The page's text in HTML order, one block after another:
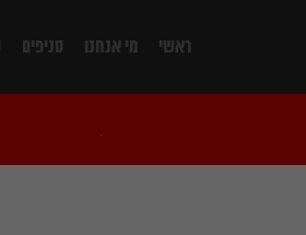
ראשי מי אנחנו סניפים